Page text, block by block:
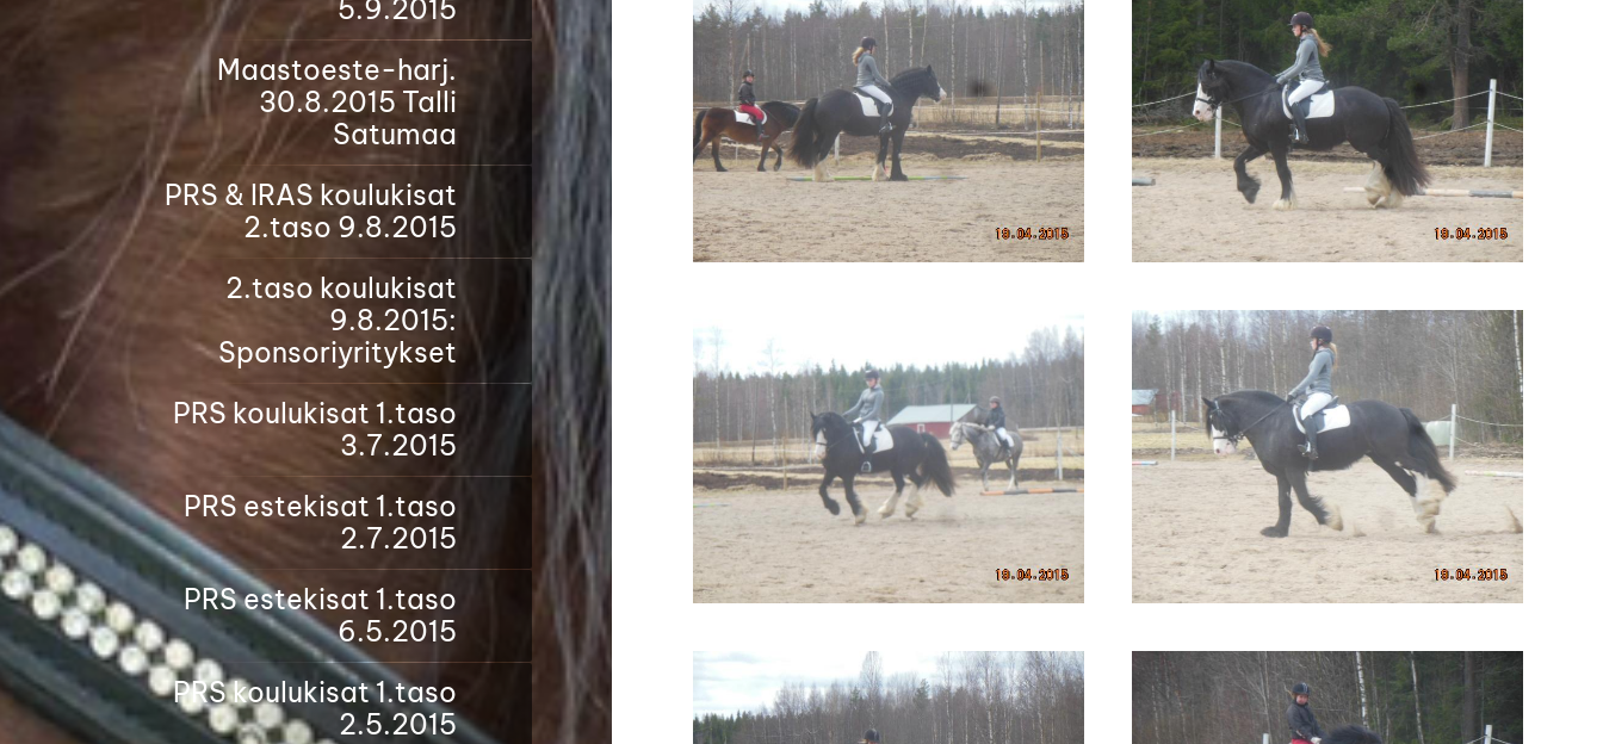
5.9.2015
Maastoeste-harj.
30.8.2015 Talli
Satumaa
PRS & IRAS koulukisat
2.taso 9.8.2015
2.taso koulukisat
9.8.2015:
Sponsoriyritykset
PRS koulukisat 1.taso
3.7.2015
PRS estekisat 1.taso
2.7.2015
PRS estekisat 1.taso
6.5.2015
PRS koulukisat 1.taso
2.5.2015